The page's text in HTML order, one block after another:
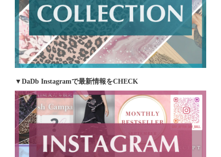
▼DaDb Instagramで最新情報をCHECK